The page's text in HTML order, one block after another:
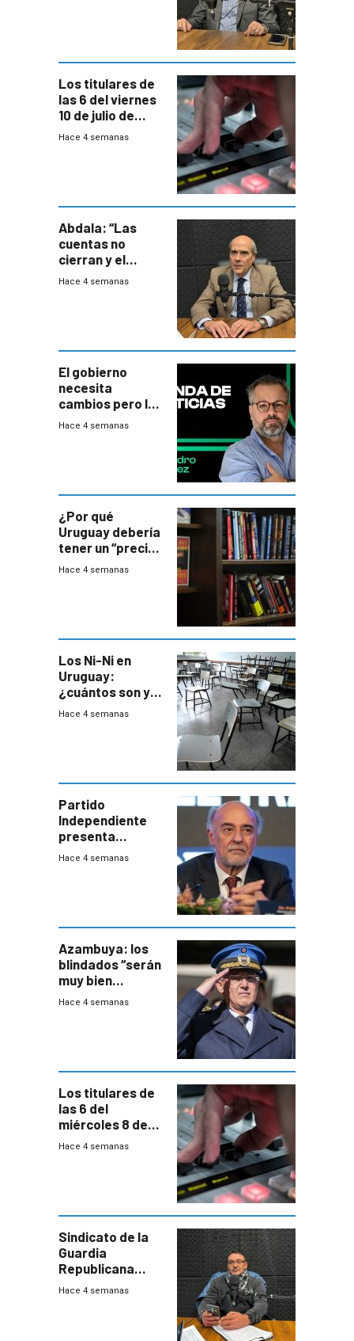
Los titulares de
las 6 del viernes
10 de julio de
2026
Hace 4 semanas
Abdala: “Las
cuentas no
cierran y el
balance del
Hace 4 semanas
El gobierno
necesita
cambios pero los
ministros tienen
Hace 4 semanas
¿Por qué
Uruguay debería
tener un “precio
único” en los
Hace 4 semanas
Los Ni-Ni en
Uruguay:
¿cuántos son y
en dónde están?
Hace 4 semanas
Partido
Independiente
presenta
demanda civil
Hace 4 semanas
Azambuya: los
blindados “serán
muy bien
recibidos” por los
Hace 4 semanas
Los titulares de
las 6 del
miércoles 8 de
julio de 2026
Hace 4 semanas
Sindicato de la
Guardia
Republicana
denuncia
Hace 4 semanas